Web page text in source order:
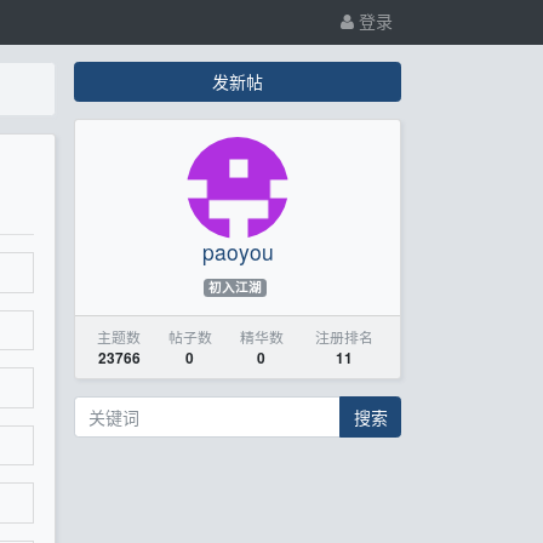
登录
发新帖
paoyou
初入江湖
主题数
23766
帖子数
0
精华数
0
注册排名
11
搜索